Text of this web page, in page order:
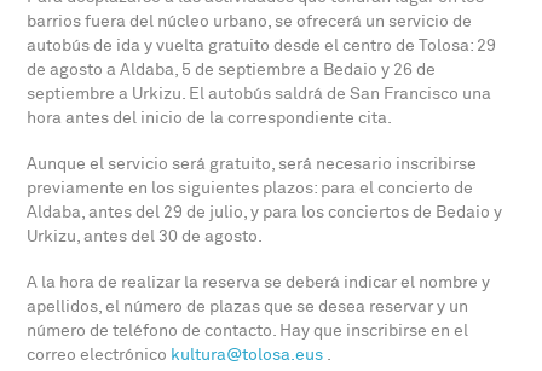
barrios fuera del núcleo urbano, se ofrecerá un servicio de
autobús de ida y vuelta gratuito desde el centro de Tolosa: 29
de agosto a Aldaba, 5 de septiembre a Bedaio y 26 de
septiembre a Urkizu. El autobús saldrá de San Francisco una
hora antes del inicio de la correspondiente cita.
Aunque el servicio será gratuito, será necesario inscribirse
previamente en los siguientes plazos: para el concierto de
Aldaba, antes del 29 de julio, y para los conciertos de Bedaio y
Urkizu, antes del 30 de agosto.
A la hora de realizar la reserva se deberá indicar el nombre y
apellidos, el número de plazas que se desea reservar y un
número de teléfono de contacto. Hay que inscribirse en el
correo electrónico kultura@tolosa.eus .